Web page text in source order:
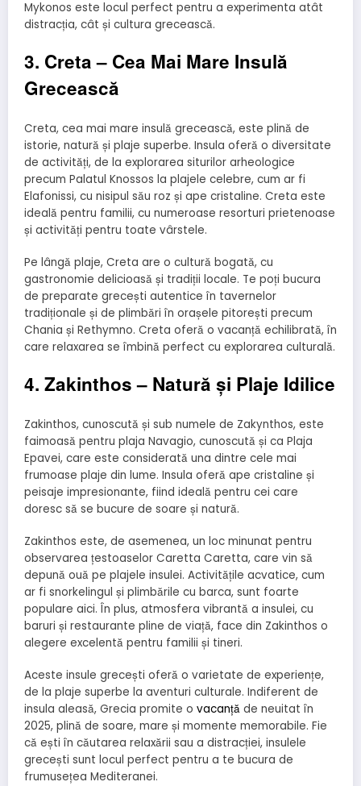
Mykonos este locul perfect pentru a experimenta atât
distracția, cât și cultura grecească.
3. Creta – Cea Mai Mare Insulă
Grecească
Creta, cea mai mare insulă grecească, este plină de
istorie, natură și plaje superbe. Insula oferă o diversitate
de activități, de la explorarea siturilor arheologice
precum Palatul Knossos la plajele celebre, cum ar fi
Elafonissi, cu nisipul său roz și ape cristaline. Creta este
ideală pentru familii, cu numeroase resorturi prietenoase
și activități pentru toate vârstele.
Pe lângă plaje, Creta are o cultură bogată, cu
gastronomie delicioasă și tradiții locale. Te poți bucura
de preparate grecești autentice în tavernelor
tradiționale și de plimbări în orașele pitorești precum
Chania și Rethymno. Creta oferă o vacanță echilibrată, în
care relaxarea se îmbină perfect cu explorarea culturală.
4. Zakinthos – Natură și Plaje Idilice
Zakinthos, cunoscută și sub numele de Zakynthos, este
faimoasă pentru plaja Navagio, cunoscută și ca Plaja
Epavei, care este considerată una dintre cele mai
frumoase plaje din lume. Insula oferă ape cristaline și
peisaje impresionante, fiind ideală pentru cei care
doresc să se bucure de soare și natură.
Zakinthos este, de asemenea, un loc minunat pentru
observarea țestoaselor Caretta Caretta, care vin să
depună ouă pe plajele insulei. Activitățile acvatice, cum
ar fi snorkelingul și plimbările cu barca, sunt foarte
populare aici. În plus, atmosfera vibrantă a insulei, cu
baruri și restaurante pline de viață, face din Zakinthos o
alegere excelentă pentru familii și tineri.
Aceste insule grecești oferă o varietate de experiențe,
de la plaje superbe la aventuri culturale. Indiferent de
insula aleasă, Grecia promite o vacanță de neuitat în
2025, plină de soare, mare și momente memorabile. Fie
că ești în căutarea relaxării sau a distracției, insulele
grecești sunt locul perfect pentru a te bucura de
frumusețea Mediteranei.